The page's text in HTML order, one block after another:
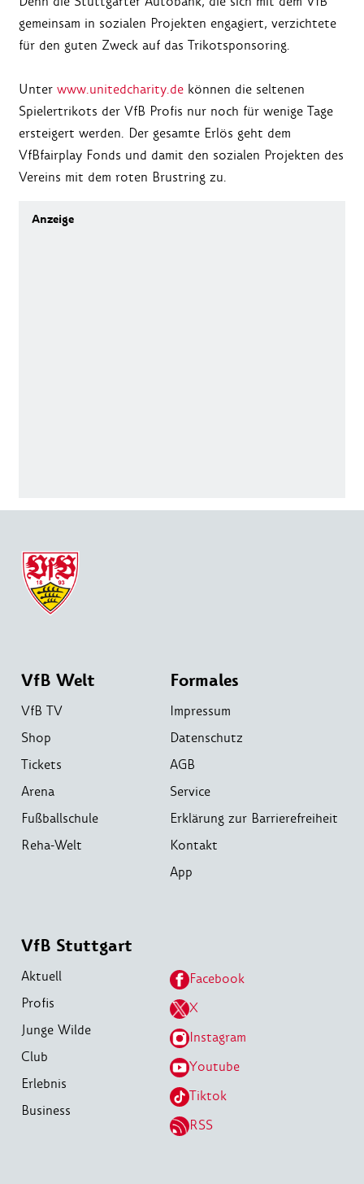
gemeinsam in sozialen Projekten engagiert, verzichtete
für den guten Zweck auf das Trikotsponsoring.
Unter www.unitedcharity.de können die seltenen
Spielertrikots der VfB Profis nur noch für wenige Tage
ersteigert werden. Der gesamte Erlös geht dem
VfBfairplay Fonds und damit den sozialen Projekten des
Vereins mit dem roten Brustring zu.
VfB Welt
VfB TV
Shop
Tickets
Arena
Fußballschule
Reha-Welt
Formales
Impressum
Datenschutz
AGB
Service
Erklärung zur Barrierefreiheit
Kontakt
App
VfB Stuttgart
Aktuell
Profis
Junge Wilde
Club
Erlebnis
Business
Facebook
X
Instagram
Youtube
Tiktok
RSS